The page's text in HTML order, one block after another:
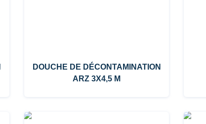
DOUCHE DE DÉCONTAMINATION
ARZ 3X4,5 M